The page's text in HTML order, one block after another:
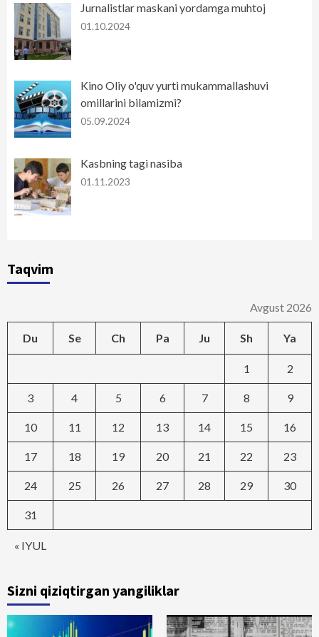
Jurnalistlar maskani yordamga muhtoj
01.10.2024
Kino Oliy o'quv yurti mukammallashuvi
omillarini bilamizmi?
05.09.2024
Kasbning tagi nasiba
01.11.2023
Taqvim
Avgust 2026
Du Se Ch Pa Ju Sh Ya
« IYUL
1 2
3 4 5 6 7 8 9
10 11 12 13 14 15 16
17 18 19 20 21 22 23
24 25 26 27 28 29 30
31
Sizni qiziqtirgan yangiliklar